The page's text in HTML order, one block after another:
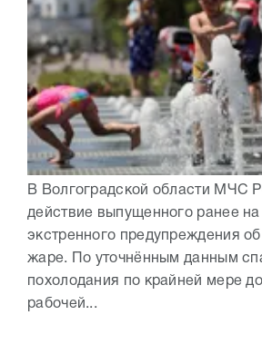
В Волгоградской области МЧС
действие выпущенного ранее на
экстренного предупреждения
жаре. По уточнённым данным
похолодания по крайней мере
рабочей...